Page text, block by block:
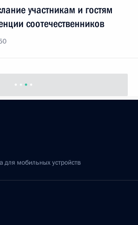
участникам и гостям
соотечественников
для мобильных устройств